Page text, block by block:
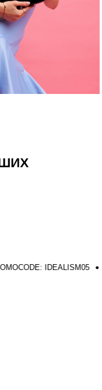
EXTRA -5%